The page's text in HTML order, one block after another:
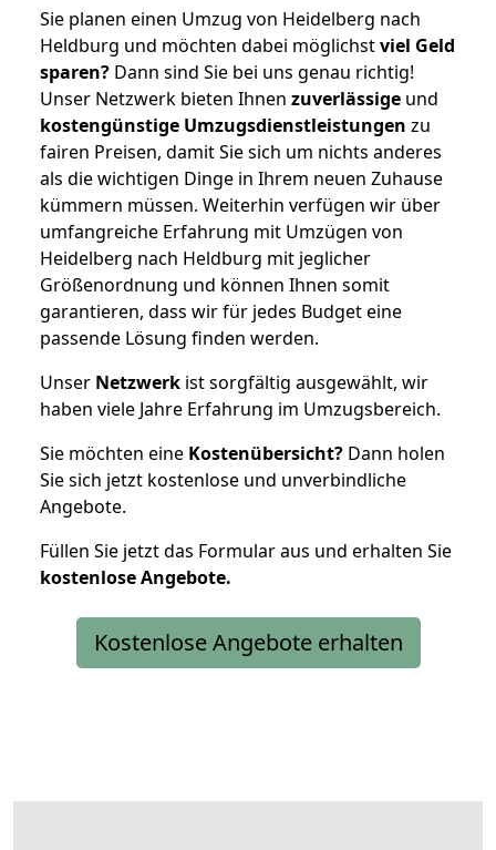
Sie planen einen Umzug von Heidelberg nach
Heldburg und möchten dabei möglichstviel Geld
sparen? Dann sind Sie bei uns genau richtig!
Unser Netzwerk bieten Ihnen zuverlässige und
kostengünstige Umzugsdienstleistungen zu
fairen Preisen, damit Sie sich um nichts anderes
als die wichtigen Dinge in Ihrem neuen Zuhause
kümmern müssen. Weiterhin verfügen wir über
umfangreiche Erfahrung mit Umzügen von
Heidelberg nach Heldburg mit jeglicher
Größenordnung und können Ihnen somit
garantieren, dass wir für jedes Budget eine
passende Lösung finden werden.
Unser Netzwerk ist sorgfältig ausgewählt, wir
haben viele Jahre Erfahrung im Umzugsbereich.
Sie möchten eine Kostenübersicht? Dann holen
Sie sich jetzt kostenlose und unverbindliche
Angebote.
Füllen Sie jetzt das Formular aus und erhalten Sie
kostenloseAngebote.
Kostenlose Angebote erhalten